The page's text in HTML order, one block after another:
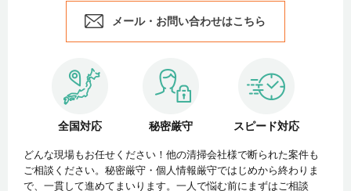
メール・お問い合わせはこちら
全国対応 秘密厳守 スピード対応
どんな現場もお任せください！他の清掃会社様で断られた案件も
ご相談ください。秘密厳守・個人情報厳守ではじめから終わりま
で、一貫して進めてまいります。一人で悩む前にまずはご相談